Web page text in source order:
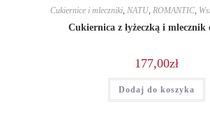
Cukiernice i mleczniki NATU ROMANTIC
Cukiernica z łyżeczką i mlecznik
177,00zł
Dodaj do koszyka